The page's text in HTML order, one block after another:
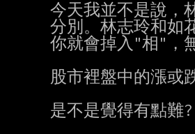
今天我並不是說，
分別。林志玲和如
你就會掉入"相"，
股市裡盤中的漲或
是不是覺得有點難?